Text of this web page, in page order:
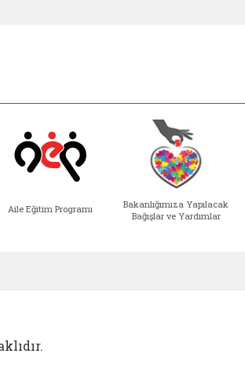
Aile Eğitim Programı
Bakanlığımıza Yapılacak
Bağışlar ve Yardımlar